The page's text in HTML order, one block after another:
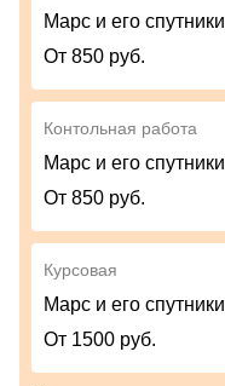
Марс и его спутники
От 850 руб.
Контольная работа
Марс и его спутники
От 850 руб.
Курсовая
Марс и его спутники
От 1500 руб.